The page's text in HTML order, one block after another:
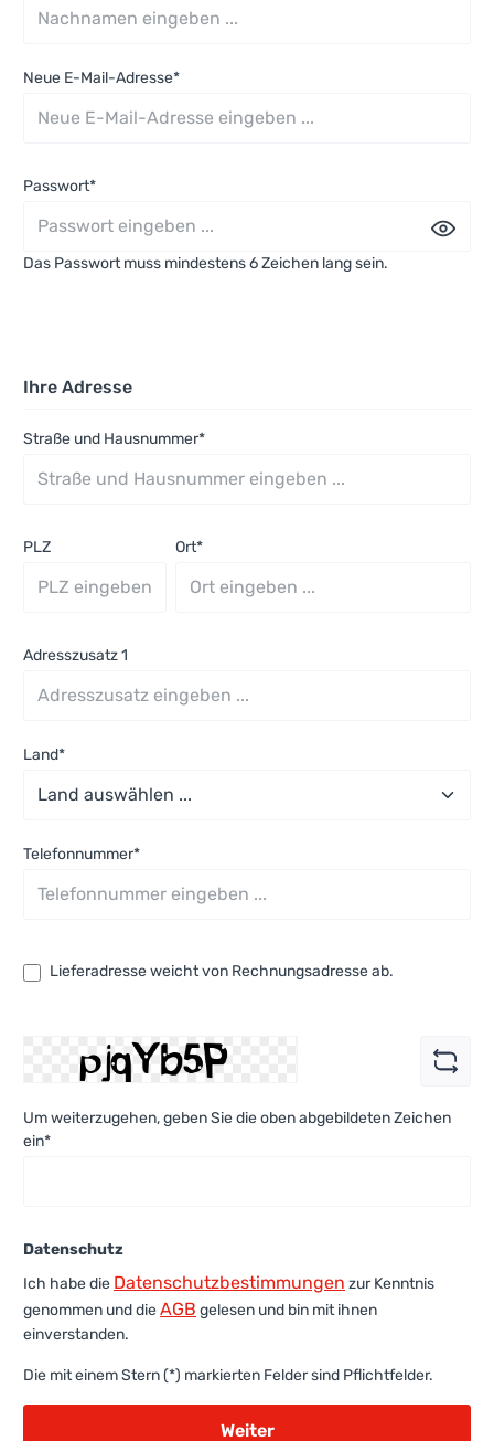
Neue E-Mail-Adresse*
Passwort*
Das Passwort muss mindestens 6 Zeichen lang sein.
Ihre Adresse
Straße und Hausnummer*
PLZ Ort*
Adresszusatz 1
Land*
Telefonnummer*
Lieferadresse weicht von Rechnungsadresse ab.
Um weiterzugehen, geben Sie die oben abgebildeten Zeichen
ein*
Datenschutz
Ich habe die Datenschutzbestimmungen zur Kenntnis
genommen und dieAGB gelesen und bin mit ihnen
einverstanden.
Die mit einem Stern (*) markierten Felder sind Pflichtfelder.
Weiter